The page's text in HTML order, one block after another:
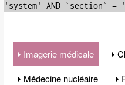
'system' AND `section` =
Imagerie médicale
Médecine nucléaire